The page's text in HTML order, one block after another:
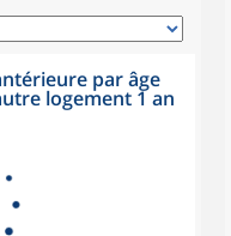
par âge
logement 1 an